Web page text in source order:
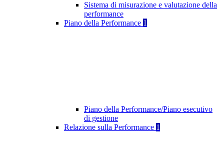
Sistema di misurazione e valutazione della
performance
Piano della Performance 1
Piano della Performance/Piano esecutivo
di gestione
Relazione sulla Performance 1